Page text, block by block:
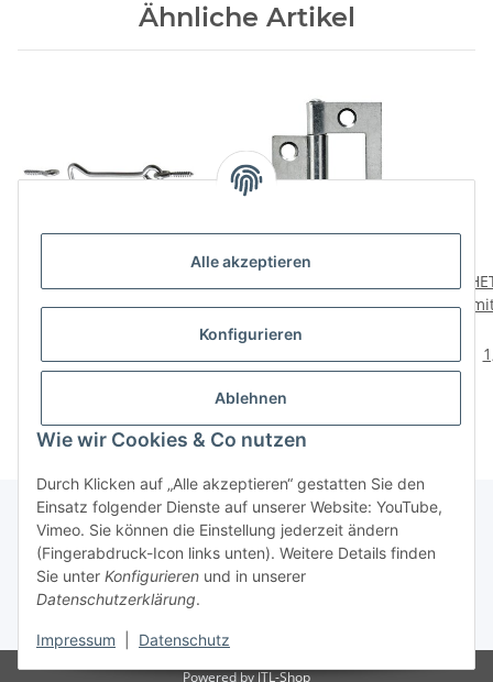
Alle akzeptieren
Konfigurieren
Ablehnen
Wie wir Cookies & Co nutzen
Durch Klicken auf „Alle akzeptieren“ gestatten Sie den
Einsatz folgender Dienste auf unserer Website: YouTube,
Vimeo. Sie können die Einstellung jederzeit ändern
(Fingerabdruck-Icon links unten). Weitere Details finden
Sie unter Konfigurieren und in unserer
Datenschutzerklärung.
Impressum Datenschutz
Ähnliche Artikel
mit Öse, 23 x 76 mm,
Lamellentürscharnier,
50 x 23 mm, verzinkt, 2
4,29 €
Über uns
Powered byJTL-Shop